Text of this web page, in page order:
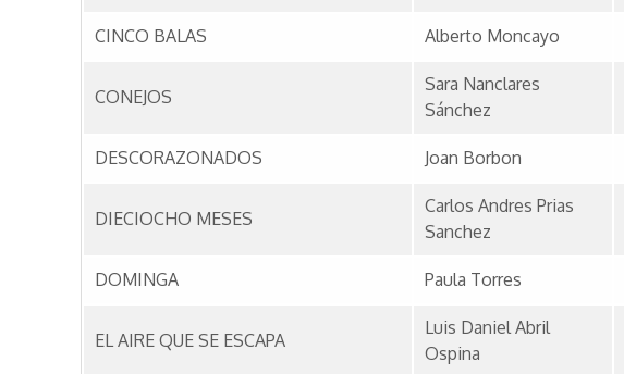
CINCO BALAS Alberto Moncayo
CONEJOS
Sara Nanclares
Sánchez
DESCORAZONADOS Joan Borbon
DIECIOCHO MESES
Carlos Andres Prias
Sanchez
DOMINGA Paula Torres
EL AIRE QUE SE ESCAPA
Luis Daniel Abril
Ospina